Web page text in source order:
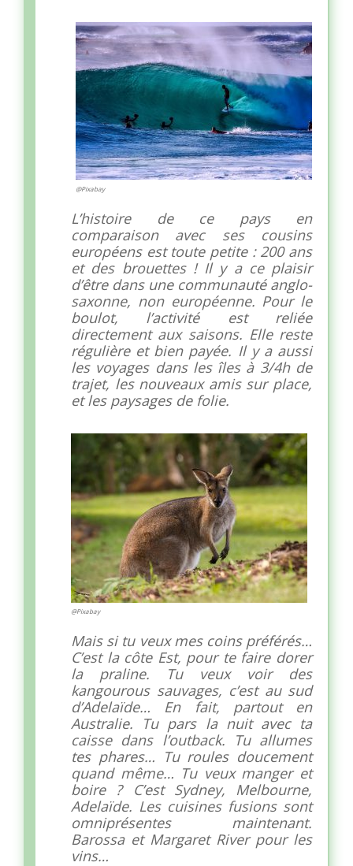
@Pixabay
L’histoirede ce pays en
comparaison avec ses cousins
européens est toute petite : 200 ans
et des brouettes ! Il y a ce plaisir
d’être dans une communauté anglo-
saxonne, non européenne. Pour le
boulot, l’activité est reliée
directement aux saisons. Elle reste
régulière et bien payée. Il y a aussi
les voyages dans les îles à 3/4h de
trajet, les nouveaux amis sur place,
et les paysages de folie.
@Pixabay
Mais si tu veux mes coins préférés…
C’est la côte Est, pour te faire dorer
la praline. Tu veux voir des
kangourous sauvages, c’est au sud
d’Adelaïde… En fait, partout en
Australie. Tu pars la nuit avec ta
caisse dans l’outback. Tu allumes
tes phares… Tu roules doucement
quand même… Tu veux manger et
boire ? C’est Sydney, Melbourne,
Adelaïde. Les cuisines fusions sont
omniprésentes maintenant.
Barossa et Margaret River pour les
vins…